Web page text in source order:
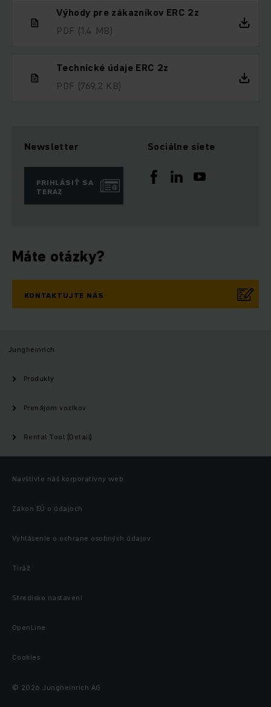
Výhody pre zákazníkov ERC 2z
PDF (1,4 MB)
Technické údaje ERC 2z
PDF (769,2 KB)
Newsletter
PRIHLÁSIŤ SA
TERAZ
Sociálne siete
Máte otázky?
KONTAKTUJTE NÁS
Jungheinrich
Produkty
Prenájom vozíkov
Rental Tool (Detail)
Navštívte náš korporatívny web
Zákon EÚ o údajoch
Vyhlásenie o ochrane osobných údajov
Tiráž
Stredisko nastavení
OpenLine
Cookies
© 2026 Jungheinrich AG